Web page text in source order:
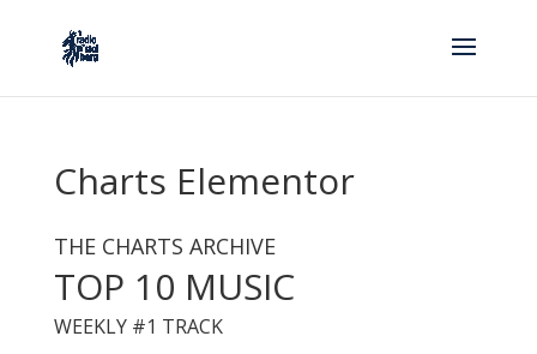
Charts Elementor
THE CHARTS ARCHIVE
TOP 10 MUSIC
WEEKLY #1 TRACK